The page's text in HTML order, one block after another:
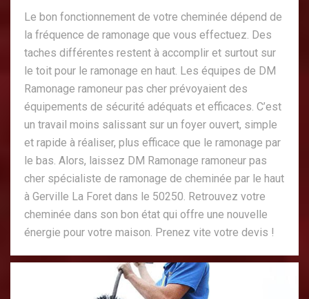
Le bon fonctionnement de votre cheminée dépend de
la fréquence de ramonage que vous effectuez. Des
taches différentes restent à accomplir et surtout sur
le toit pour le ramonage en haut. Les équipes de DM
Ramonage ramoneur pas cher prévoyaient des
équipements de sécurité adéquats et efficaces. C’est
un travail moins salissant sur un foyer ouvert, simple
et rapide à réaliser, plus efficace que le ramonage par
le bas. Alors, laissez DM Ramonage ramoneur pas
cher spécialiste de ramonage de cheminée par le haut
à Gerville La Foret dans le 50250. Retrouvez votre
cheminée dans son bon état qui offre une nouvelle
énergie pour votre maison. Prenez vite votre devis !